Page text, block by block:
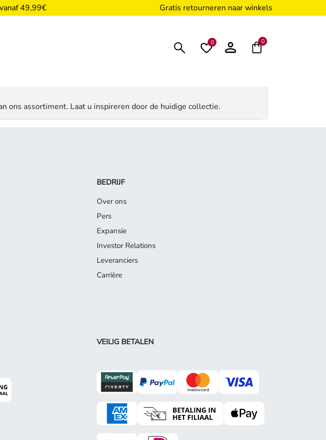
49,99€ Gratis retourneren naar winkels
0 0
ons assortiment. Laat u inspireren door de huidige collectie.
BEDRIJF
Over ons
Pers
Expansie
Investor Relations
Leveranciers
Carrière
VEILIG BETALEN